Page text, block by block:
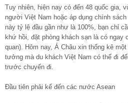
Tuy nhiên, hiện nay có đến 48 quốc gia,
người Việt Nam hoặc áp dụng chính
này tỷ lệ đầu gần như là 100%, bạn chỉ
khứ hồi, đặt phòng khách sạn là có ngay
quan). Hôm nay, Á Châu xin thống kê
tưởng mà du khách Việt Nam có thể đi
trước chuyến đi.
Đầu tiên phải kể đến các nước Asean